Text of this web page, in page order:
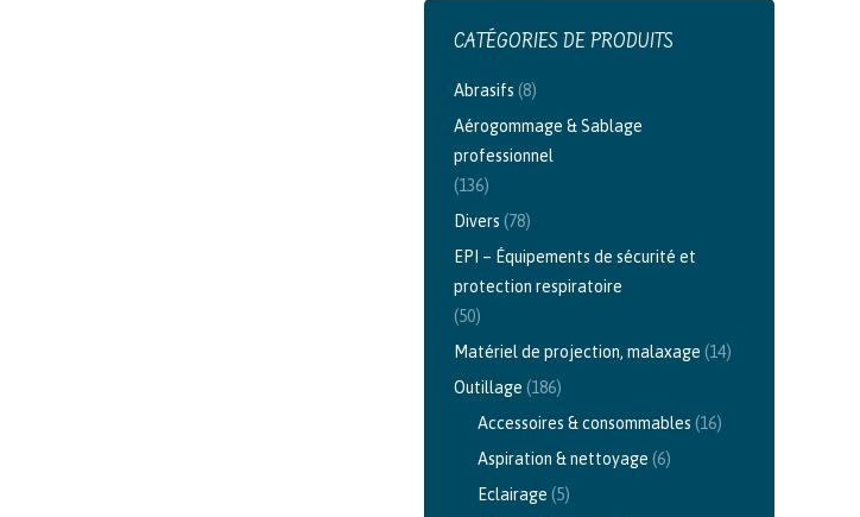
CATÉGORIES DE PRODUITS
Abrasifs (8)
Aérogommage & Sablage
professionnel
(136)
Divers (78)
EPI – Équipements de sécurité et
protection respiratoire
(50)
Matériel de projection, malaxage (14)
Outillage (186)
Accessoires & consommables (16)
Aspiration & nettoyage (6)
Eclairage (5)